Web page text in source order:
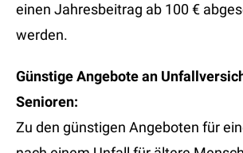
einen Jahresbeitrag ab 100 €
werden.
Günstige Angebote an
Senioren:
Zu den günstigen Angeboten für